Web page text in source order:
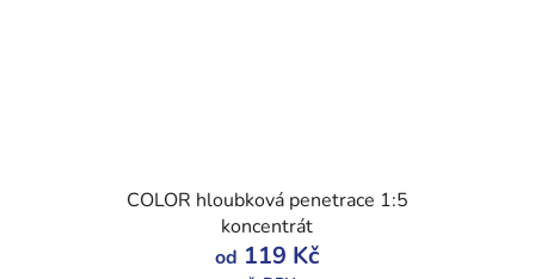
COLOR hloubková penetrace 1:5
koncentrát
od 119 Kč